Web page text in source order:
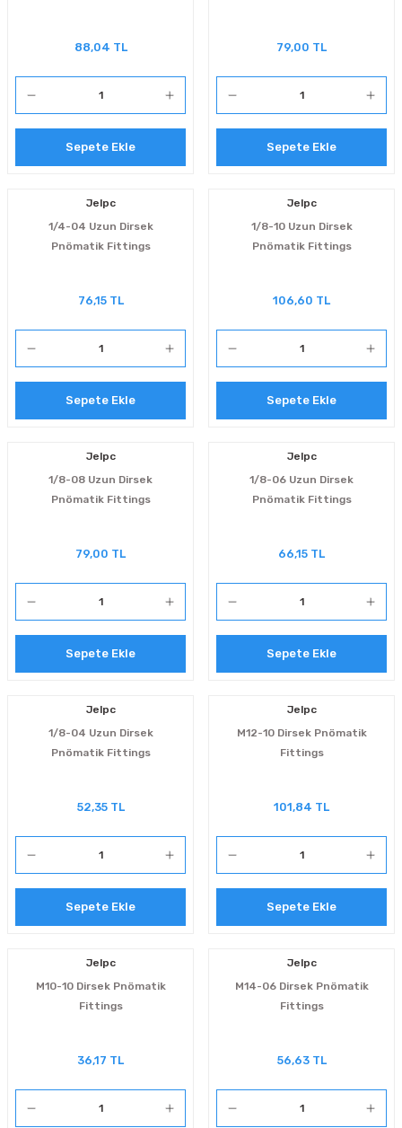
88,04 TL
Sepete Ekle
79,00 TL
Sepete Ekle
Jelpc
1/4-04 Uzun Dirsek
Pnömatik Fittings
76,15 TL
Sepete Ekle
Jelpc
1/8-10 Uzun Dirsek
Pnömatik Fittings
106,60 TL
Sepete Ekle
Jelpc
1/8-08 Uzun Dirsek
Pnömatik Fittings
79,00 TL
Sepete Ekle
Jelpc
1/8-06 Uzun Dirsek
Pnömatik Fittings
66,15 TL
Sepete Ekle
Jelpc
1/8-04 Uzun Dirsek
Pnömatik Fittings
52,35 TL
Sepete Ekle
Jelpc
M12-10 Dirsek Pnömatik
Fittings
101,84 TL
Sepete Ekle
Jelpc
M10-10 Dirsek Pnömatik
Fittings
36,17 TL
Jelpc
M14-06 Dirsek Pnömatik
Fittings
56,63 TL